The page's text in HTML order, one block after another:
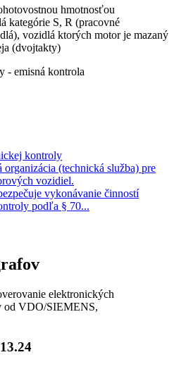
hmotnosťou
kategórie S, R (pracovné
vozidlá ktorých motor je mazaný
(dvojtakty)
kontroly
(technická služba) pre
vozidiel.
vykonávanie činností
podľa § 70...
elektronických
od VDO/SIEMENS,